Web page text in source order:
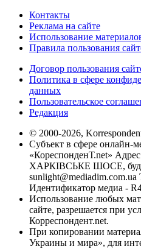
Контакты
Реклама на сайте
Использование
Правила пользования
Договор пользования
Политика в сфере
данных
Пользовательское
Редакция
© 2000-2026,
Субъект в сфере онлайн-
«КореспонденТ.net»
ХАРКІВСЬКЕ ШОСЕ,
sunlight@mediadim.com.ua
Идентификатор медиа -
Использование любых
сайте, разрешается при
Корреспондент.net.
При копировании
Украины и мира», для